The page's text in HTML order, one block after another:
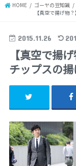
HOME ゴーヤの豆知識
【真空で揚げ物
2015.11.26
【真空で揚
チップスの揚